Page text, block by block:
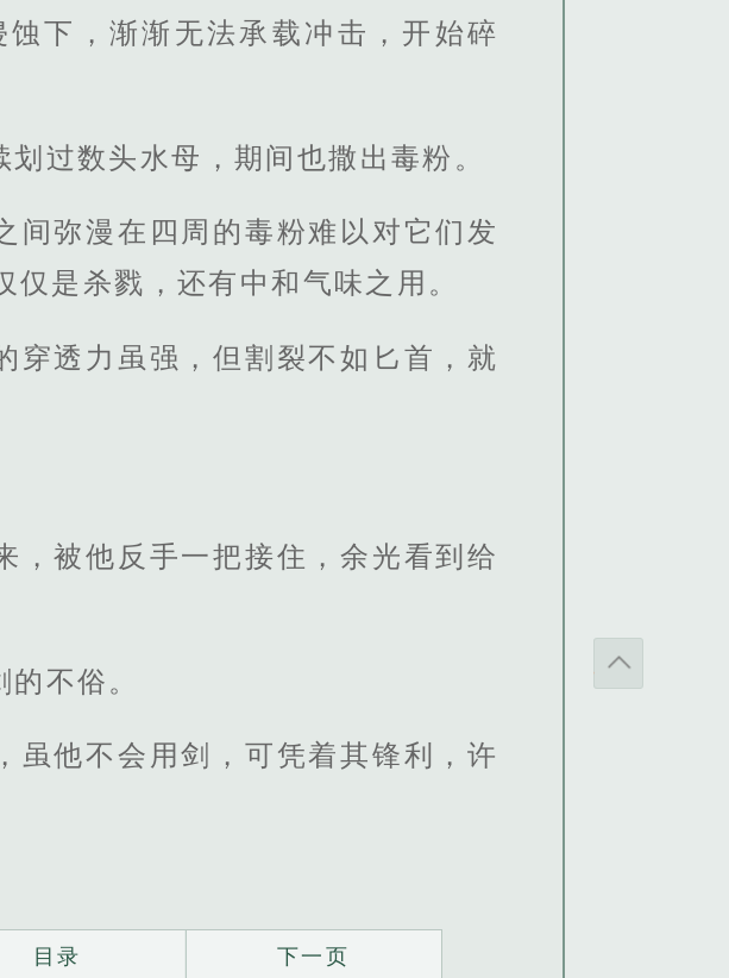
下，渐渐无法承载冲击，开始碎
过数头水母，期间也撒出毒粉。
间弥漫在四周的毒粉难以对它们发
是杀戮，还有中和气味之用。
穿透力虽强，但割裂不如匕首，就
，被他反手一把接住，余光看到给
不俗。
虽他不会用剑，可凭着其锋利，许
目录 下一页